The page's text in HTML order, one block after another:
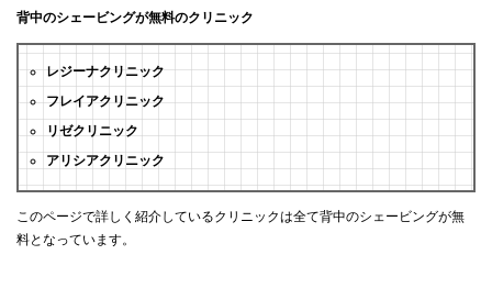
背中のシェービングが無料のクリニック
レジーナクリニック
フレイアクリニック
リゼクリニック
アリシアクリニック
このページで詳しく紹介しているクリニックは全て背中のシェービングが無
料となっています。